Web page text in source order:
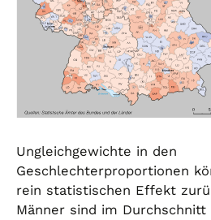
Ungleichgewichte in den
Geschlechterproportionen
rein statistischen Effekt
Männer sind im